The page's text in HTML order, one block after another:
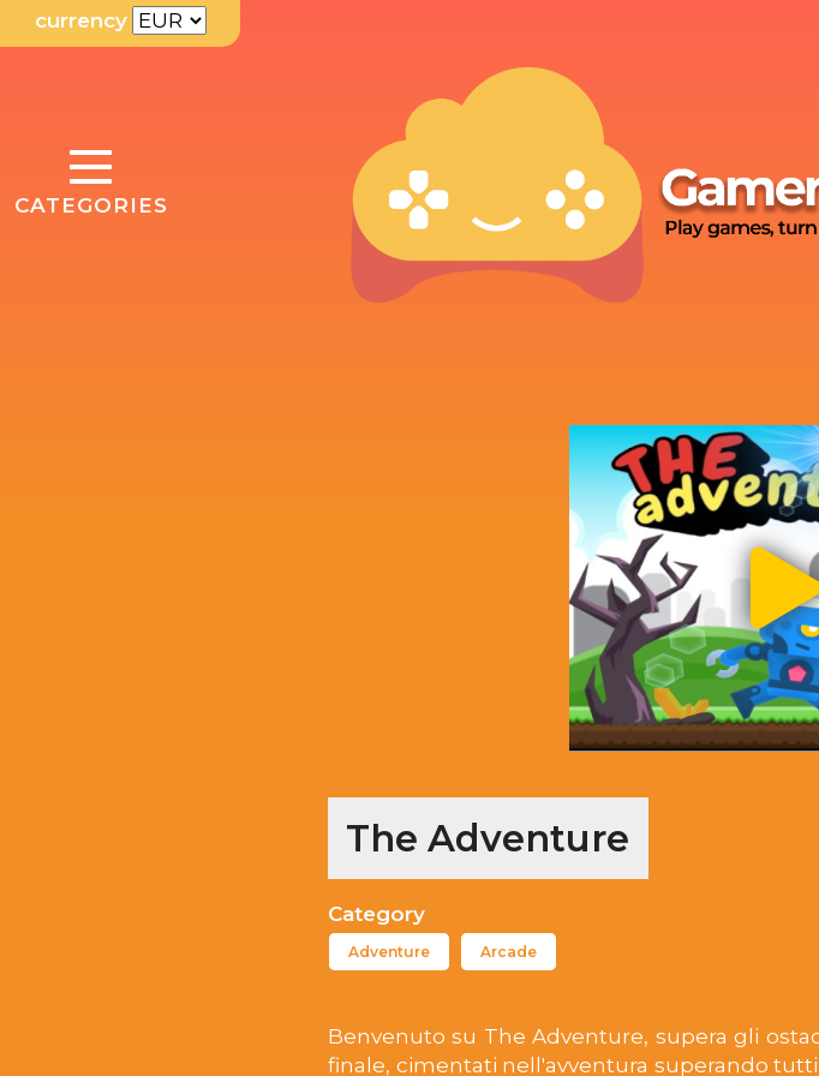
currency
TOGGLE
CATEGORIES
The Adventure
Category
Adventure Arcade
Benvenuto su The Adventure, supera gli
finale, cimentati nell'avventura superando